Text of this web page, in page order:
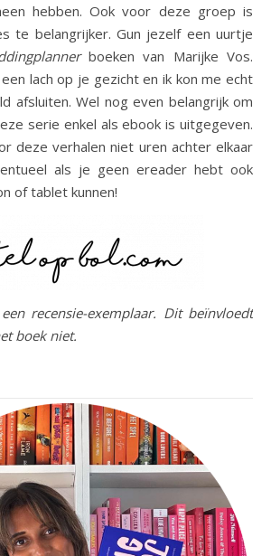
hebben. Ook voor deze groep is
te belangrijker. Gun jezelf een uurtje
boeken van Marijke Vos.
lach op je gezicht en ik kon me echt
afsluiten. Wel nog even belangrijk om
serie enkel als ebook is uitgegeven.
deze verhalen niet uren achter elkaar
als je geen ereader hebt ook
of tablet kunnen!
recensie-exemplaar. Dit beïnvloedt
boek niet.